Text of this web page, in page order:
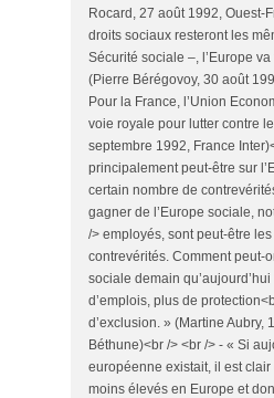
Rocard, 27 août 1992, Ouest-
droits sociaux resteront les
Sécurité sociale –, l’Europe
(Pierre Bérégovoy, 30 août
Pour la France, l’Union
voie royale pour lutter contre
septembre 1992, France
principalement peut-être sur
certain nombre de
gagner de l’Europe sociale,
/> employés, sont peut-être
contrevérités. Comment peut-
sociale demain
d’emplois, plus de
d’exclusion. » (Martine Aubry,
Béthune)<br /> <br /> - « Si
européenne existait, il est
moins élevés en Europe et